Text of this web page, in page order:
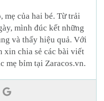
mẹ của hai bé. Từ trải
mình đúc kết những
và thấy hiệu quả. Với
xin chia sẻ các bài viết
mẹ bỉm tại Zaracos.vn.